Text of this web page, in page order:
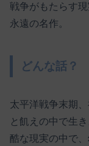
戦争がもたらす
永遠の名作。
どんな話？
太平洋戦争末期
と飢えの中で生
酷な現実の中で